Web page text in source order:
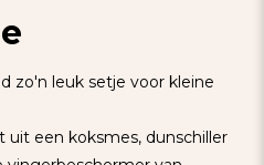
zo'n leuk setje voor kleine
uit een koksmes, dunschiller